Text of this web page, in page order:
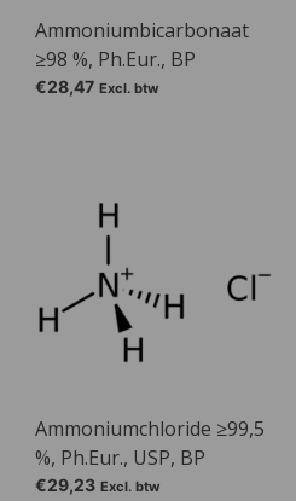
Ammoniumbicarbonaat
≥98 %, Ph.Eur., BP
€28,47 Excl. btw
Ammoniumchloride ≥99,5
%, Ph.Eur., USP, BP
€29,23 Excl. btw